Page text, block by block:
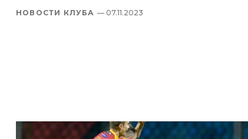
НОВОСТИ КЛУБА — 07.11.2023